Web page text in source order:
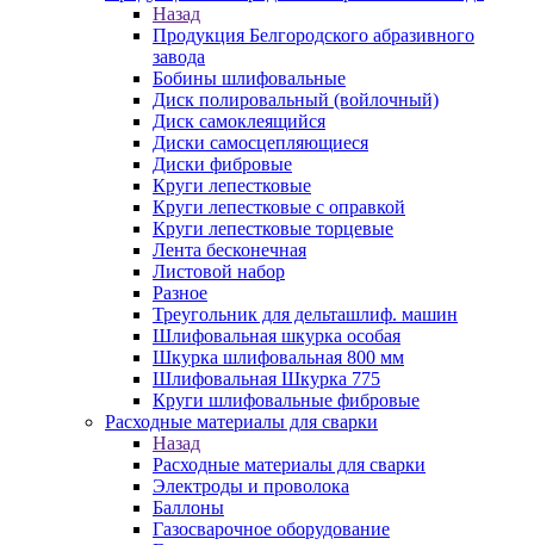
Назад
Продукция Белгородского абразивного
завода
Бобины шлифовальные
Диск полировальный (войлочный)
Диск самоклеящийся
Диски самосцепляющиеся
Диски фибровые
Круги лепестковые
Круги лепестковые с оправкой
Круги лепестковые торцевые
Лента бесконечная
Листовой набор
Разное
Треугольник для дельташлиф. машин
Шлифовальная шкурка особая
Шкурка шлифовальная 800 мм
Шлифовальная Шкурка 775
Круги шлифовальные фибровые
Расходные материалы для сварки
Назад
Расходные материалы для сварки
Электроды и проволока
Баллоны
Газосварочное оборудование